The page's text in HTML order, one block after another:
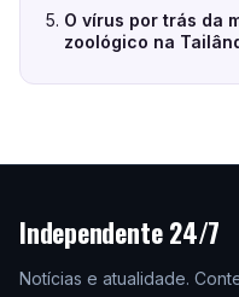
O vírus por trás da
zoológico na
Independente 24/7
Notícias e atualidade.